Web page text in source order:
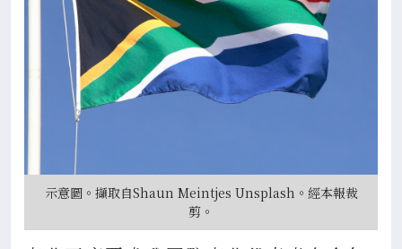
示意圖。擷取自Shaun Meintjes Unsplash。經本報裁
剪。